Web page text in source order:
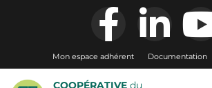
Mon espace adhérent Documentation
COOPÉRATIVE du